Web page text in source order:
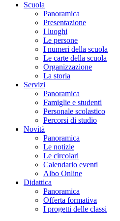
Scuola
Panoramica
Presentazione
I luoghi
Le persone
I numeri della scuola
Le carte della scuola
Organizzazione
La storia
Servizi
Panoramica
Famiglie e studenti
Personale scolastico
Percorsi di studio
Novità
Panoramica
Le notizie
Le circolari
Calendario eventi
Albo Online
Didattica
Panoramica
Offerta formativa
I progetti delle classi